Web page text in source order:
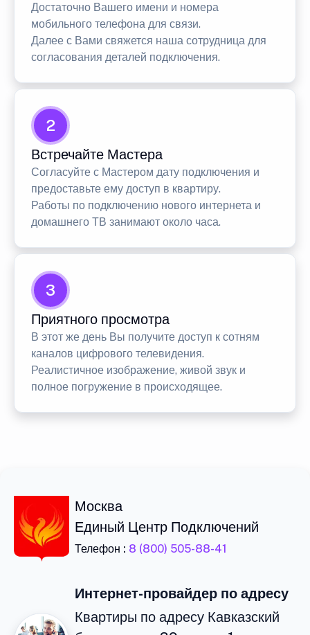
Достаточно Вашего имени и номера
мобильного телефона для связи.
Далее с Вами свяжется наша сотрудница для
согласования деталей подключения.
2
Встречайте Мастера
Согласуйте с Мастером дату подключения и
предоставьте ему доступ в квартиру.
Работы по подключению нового интернета и
домашнего ТВ занимают около часа.
3
Приятного просмотра
В этот же день Вы получите доступ к сотням
каналов цифрового телевидения.
Реалистичное изображение, живой звук и
полное погружение в происходящее.
Москва
Единый Центр Подключений
Телефон : 8 (800) 505-88-41
Интернет-провайдер по адресу
Квартиры по адресу Кавказский